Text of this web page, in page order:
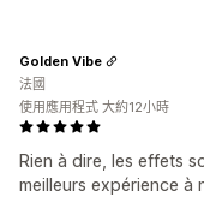
Rien à dire, les effets
meilleurs expérience à
Golden Vibe
法國
使用應用程式 大約12小時